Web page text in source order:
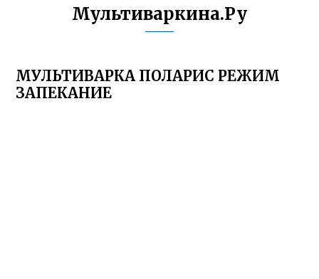
Мультиваркина.Ру
МУЛЬТИВАРКА ПОЛАРИС РЕЖИМ
ЗАПЕКАНИЕ